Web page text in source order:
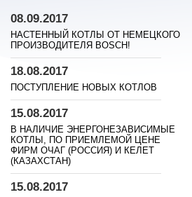
08.09.2017
НАСТЕННЫЙ КОТЛЫ ОТ НЕМЕЦКОГО
ПРОИЗВОДИТЕЛЯ BOSСH!
18.08.2017
ПОСТУПЛЕНИЕ НОВЫХ КОТЛОВ
15.08.2017
В НАЛИЧИЕ ЭНЕРГОНЕЗАВИСИМЫЕ
КОТЛЫ, ПО ПРИЕМЛЕМОЙ ЦЕНЕ
ФИРМ ОЧАГ (РОССИЯ) И КЕЛЕТ
(КАЗАХСТАН)
15.08.2017